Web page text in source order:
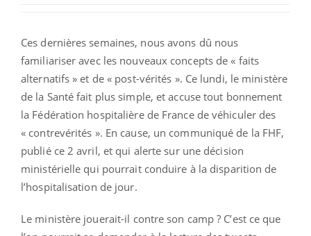
Ces dernières semaines, nous avons dû nous
familiariser avec les nouveaux concepts de « faits
alternatifs » et de « post-vérités ». Ce lundi, le ministère
de la Santé fait plus simple, et accuse tout bonnement
la Fédération hospitalière de France de véhiculer des
« contrevérités ». En cause, un communiqué de la FHF,
publié ce 2 avril, et qui alerte sur une décision
ministérielle qui pourrait conduire à la disparition de
l’hospitalisation de jour.
Le ministère jouerait-il contre son camp ? C’est ce que